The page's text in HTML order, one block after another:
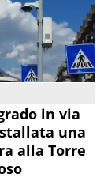
in via
una
alla Torre